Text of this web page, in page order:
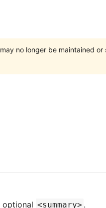
no longer be maintained
optional <summary> .